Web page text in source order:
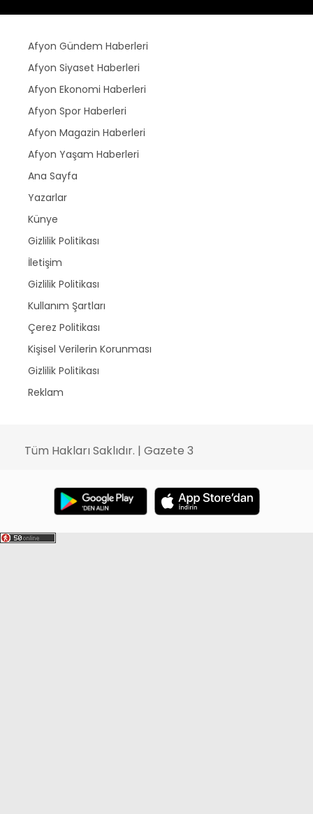
Afyon Gündem Haberleri
Afyon Siyaset Haberleri
Afyon Ekonomi Haberleri
Afyon Spor Haberleri
Afyon Magazin Haberleri
Afyon Yaşam Haberleri
Ana Sayfa
Yazarlar
Künye
Gizlilik Politikası
İletişim
Gizlilik Politikası
Kullanım Şartları
Çerez Politikası
Kişisel Verilerin Korunması
Gizlilik Politikası
Reklam
Tüm Hakları Saklıdır. | Gazete 3